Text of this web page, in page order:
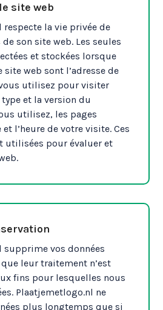
site web
la vie privée de
son site web. Les seules
et stockées lorsque
web sont l’adresse de
utilisez pour visiter
et la version du
utilisez, les pages
l’heure de votre visite. Ces
utilisées pour évaluer et
supprime vos données
leur traitement n’est
fins pour lesquelles nous
Plaatjemetlogo.nl ne
plus longtemps que si